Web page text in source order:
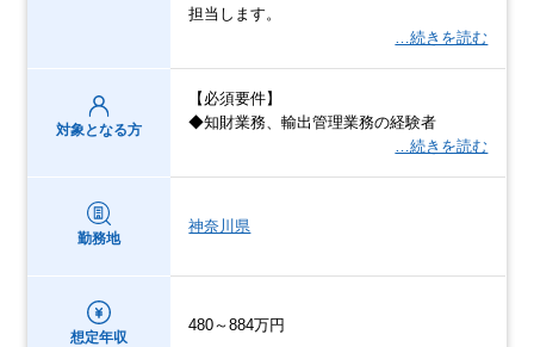
担当します。
…続きを読む
対象となる方
【必須要件】
◆知財業務、輸出管理業務の経験者
…続きを読む
勤務地
神奈川県
想定年収
480～884万円